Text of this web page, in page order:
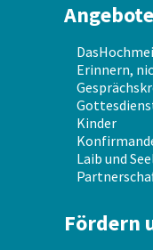
Angebote
Erinnern,
Kinder
Laib und
Fördern